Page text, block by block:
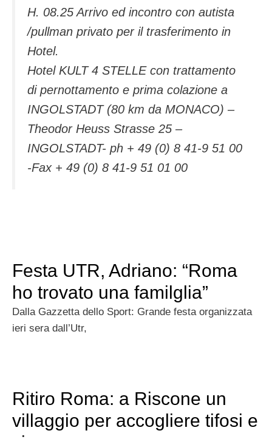
H. 08.25 Arrivo ed incontro con autista
/pullman privato per il trasferimento in
Hotel.
Hotel KULT 4 STELLE con trattamento
di pernottamento e prima colazione a
INGOLSTADT (80 km da MONACO) –
Theodor Heuss Strasse 25 –
INGOLSTADT- ph + 49 (0) 8 41-9 51 00
-Fax + 49 (0) 8 41-9 51 01 00
Festa UTR, Adriano: “Roma
ho trovato una familglia”
Dalla Gazzetta dello Sport: Grande festa organizzata
ieri sera dall’Utr,
Ritiro Roma: a Riscone un
villaggio per accogliere tifosi e